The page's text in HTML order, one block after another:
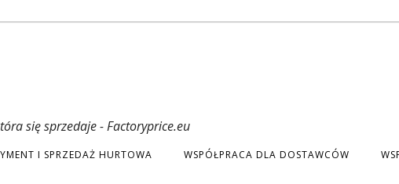
się sprzedaje - Factoryprice.eu
I SPRZEDAŻ HURTOWA WSPÓŁPRACA DLA DOSTAWCÓW